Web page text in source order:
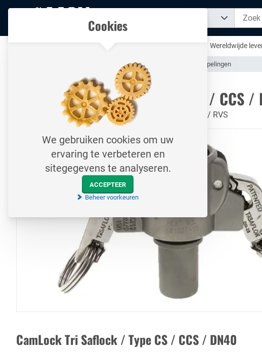
homepage
Al uw technische producten op één handige plek Wereldwijde
Slangen & Koppelingen (Industrieel) Slangkoppelingen
CamLock Tri Saflock / Type CS / CCS /
16 bar / Vrouwelijke koppeling - slangtule / TW kraag / RVS
CamLock Tri Saflock / Type CS / CCS / DN40
Cookies
We gebruiken cookies om uw
ervaring te verbeteren en
sitegegevens te analyseren.
ACCEPTEER
Beheer voorkeuren